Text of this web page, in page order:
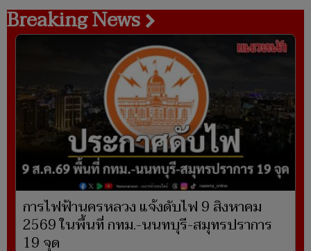
Breaking News
การไฟฟ้านครหลวง แจ้งดับไฟ 9 สิงหาคม
2569 ในพื้นที่ กทม.-นนทบุรี-สมุทรปราการ
19 จุด